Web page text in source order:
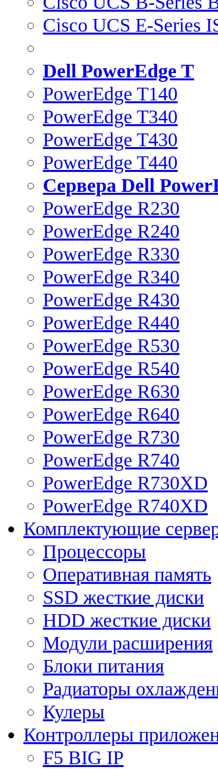
Cisco UCS E-Series
Dell PowerEdge T
PowerEdge T140
PowerEdge T340
PowerEdge T430
PowerEdge T440
Сервера Dell
PowerEdge R230
PowerEdge R240
PowerEdge R330
PowerEdge R340
PowerEdge R430
PowerEdge R440
PowerEdge R530
PowerEdge R540
PowerEdge R630
PowerEdge R640
PowerEdge R730
PowerEdge R740
PowerEdge R730XD
PowerEdge R740XD
Комплектующие
Процессоры
Оперативная память
SSD жесткие диски
HDD жесткие диски
Модули расширения
Блоки питания
Радиаторы
Кулеры
Контроллеры
F5 BIG IP